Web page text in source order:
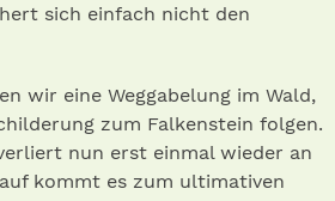
sich einfach nicht den
wir eine Weggabelung im Wald,
zum Falkenstein folgen.
nun erst einmal wieder an
kommt es zum ultimativen